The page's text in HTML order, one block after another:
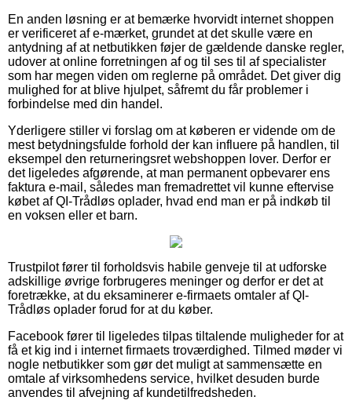
En anden løsning er at bemærke hvorvidt internet shoppen
er verificeret af e-mærket, grundet at det skulle være en
antydning af at netbutikken føjer de gældende danske regler,
udover at online forretningen af og til ses til af specialister
som har megen viden om reglerne på området. Det giver dig
mulighed for at blive hjulpet, såfremt du får problemer i
forbindelse med din handel.
Yderligere stiller vi forslag om at køberen er vidende om de
mest betydningsfulde forhold der kan influere på handlen, til
eksempel den returneringsret webshoppen lover. Derfor er
det ligeledes afgørende, at man permanent opbevarer ens
faktura e-mail, således man fremadrettet vil kunne eftervise
købet af QI-Trådløs oplader, hvad end man er på indkøb til
en voksen eller et barn.
Trustpilot fører til forholdsvis habile genveje til at udforske
adskillige øvrige forbrugeres meninger og derfor er det at
foretrække, at du eksaminerer e-firmaets omtaler af QI-
Trådløs oplader forud for at du køber.
Facebook fører til ligeledes tilpas tiltalende muligheder for at
få et kig ind i internet firmaets troværdighed. Tilmed møder vi
nogle netbutikker som gør det muligt at sammensætte en
omtale af virksomhedens service, hvilket desuden burde
anvendes til afvejning af kundetilfredsheden.